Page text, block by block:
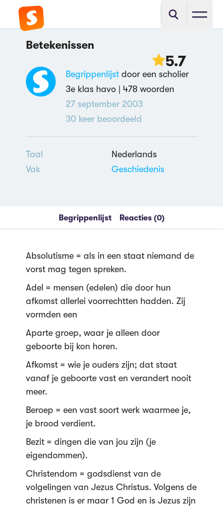
Betekenissen
5.7
Begrippenlijstdoor een scholier
3e klas havo | 478 woorden
27 september 2003
30 keer beoordeeld
Taal
Nederlands
Vak
Geschiedenis
Begrippenlijst Reacties (0)
Absolutisme = als in een staat niemand de
vorst mag tegen spreken.
Adel = mensen (edelen) die door hun
afkomst allerlei voorrechtten hadden. Zij
vormden een
Aparte groep, waar je alleen door
geboorte bij kon horen.
Afkomst = wie je ouders zijn; dat staat
vanaf je geboorte vast en verandert nooit
meer.
Beroep = een vast soort werk waarmee je,
je brood verdient.
Bezit = dingen die van jou zijn (je
eigendommen).
Christendom = godsdienst van de
volgelingen van Jezus Christus. Volgens de
christenen is er maar 1 God en is Jezus zijn